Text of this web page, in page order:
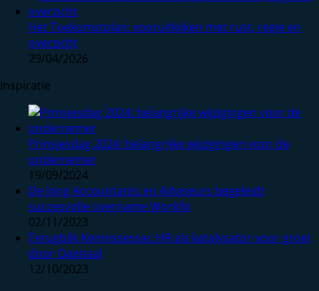
Het Toekomstplan: vooruitkijken met rust, regie en
overzicht
29/04/2026
Inspiratie
Prinsjesdag 2024: belangrijke wijzigingen voor de
ondernemer
19/09/2024
De Jong Accountants en Adviseurs begeleidt
succesvolle overname Workfix
02/11/2023
Terugblik Kennissessie: HR als katalysator voor groei
door Qapitaal
12/10/2023